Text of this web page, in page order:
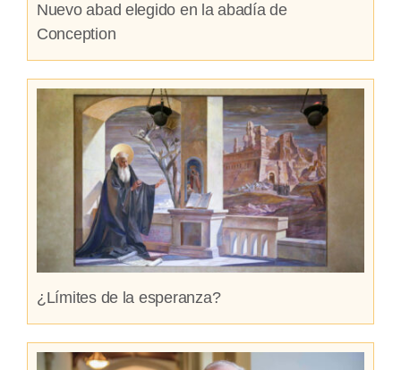
Nuevo abad elegido en la abadía de
Conception
¿Límites de la esperanza?